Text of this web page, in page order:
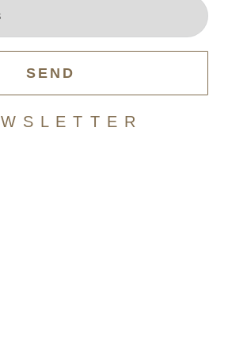
SEND
S L E T T E R